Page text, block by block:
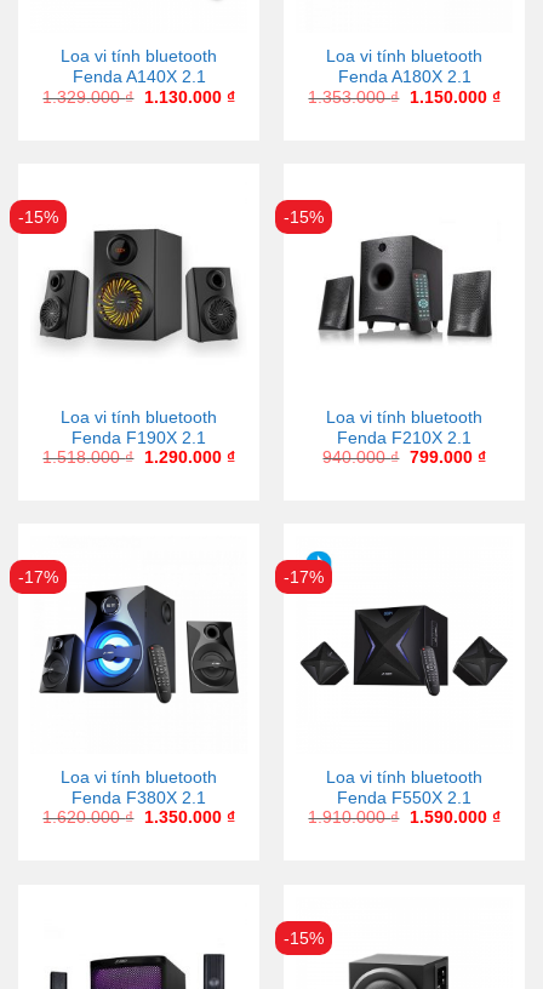
Loa vi tính bluetooth
Fenda A140X 2.1
1.329.000₫ 1.130.000 ₫
Loa vi tính bluetooth
Fenda A180X 2.1
1.353.000₫ 1.150.000 ₫
-15%
Loa vi tính bluetooth
Fenda F190X 2.1
1.518.000₫ 1.290.000 ₫
-15%
Loa vi tính bluetooth
Fenda F210X 2.1
940.000₫ 799.000 ₫
-17%
Loa vi tính bluetooth
Fenda F380X 2.1
1.620.000₫ 1.350.000 ₫
-17%
Loa vi tính bluetooth
Fenda F550X 2.1
1.910.000₫ 1.590.000 ₫
-15%